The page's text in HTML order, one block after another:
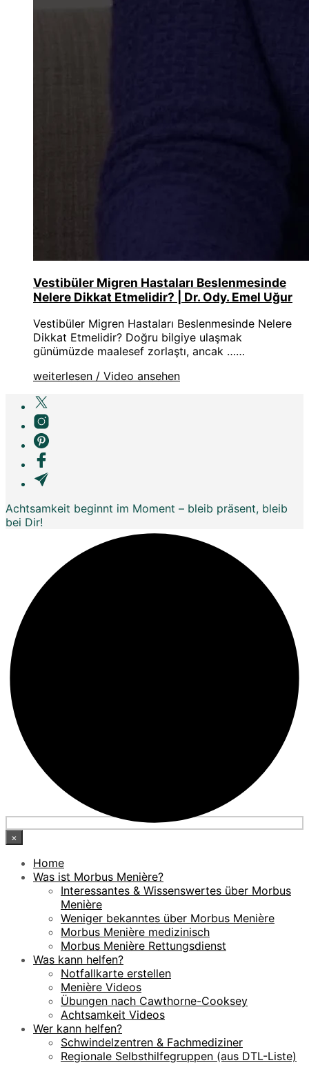
Vestibüler Migren Hastaları Beslenmesinde
Nelere Dikkat Etmelidir? | Dr. Ody. Emel Uğur
Vestibüler Migren Hastaları Beslenmesinde Nelere
Dikkat Etmelidir? Doğru bilgiye ulaşmak
günümüzde maalesef zorlaştı, ancak ……
weiterlesen / Video ansehen
Achtsamkeit beginnt im Moment – bleib präsent, bleib
bei Dir!
×
Home
Was ist Morbus Menière?
Interessantes & Wissenswertes über Morbus
Menière
Weniger bekanntes über Morbus Menière
Morbus Menière medizinisch
Morbus Menière Rettungsdienst
Was kann helfen?
Notfallkarte erstellen
Menière Videos
Übungen nach Cawthorne-Cooksey
Achtsamkeit Videos
Wer kann helfen?
Schwindelzentren & Fachmediziner
Regionale Selbsthilfegruppen (aus DTL-Liste)